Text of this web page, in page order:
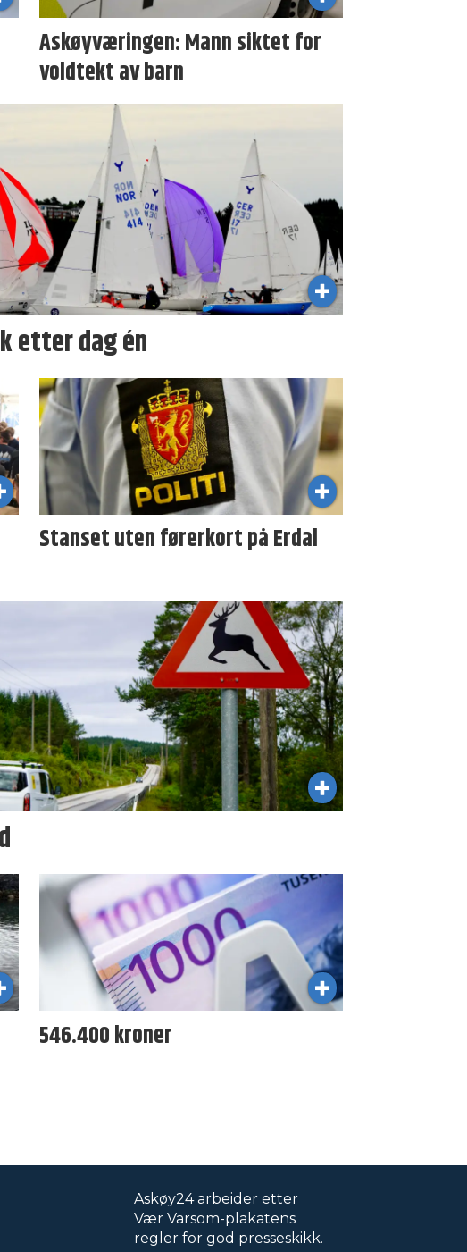
Askøyværingen: Mann siktet for
voldtekt av barn
etter dag én
Stanset uten førerkort på Erdal
546.400 kroner
Askøy24 arbeider etter
Vær Varsom-plakatens
regler for god presseskikk.